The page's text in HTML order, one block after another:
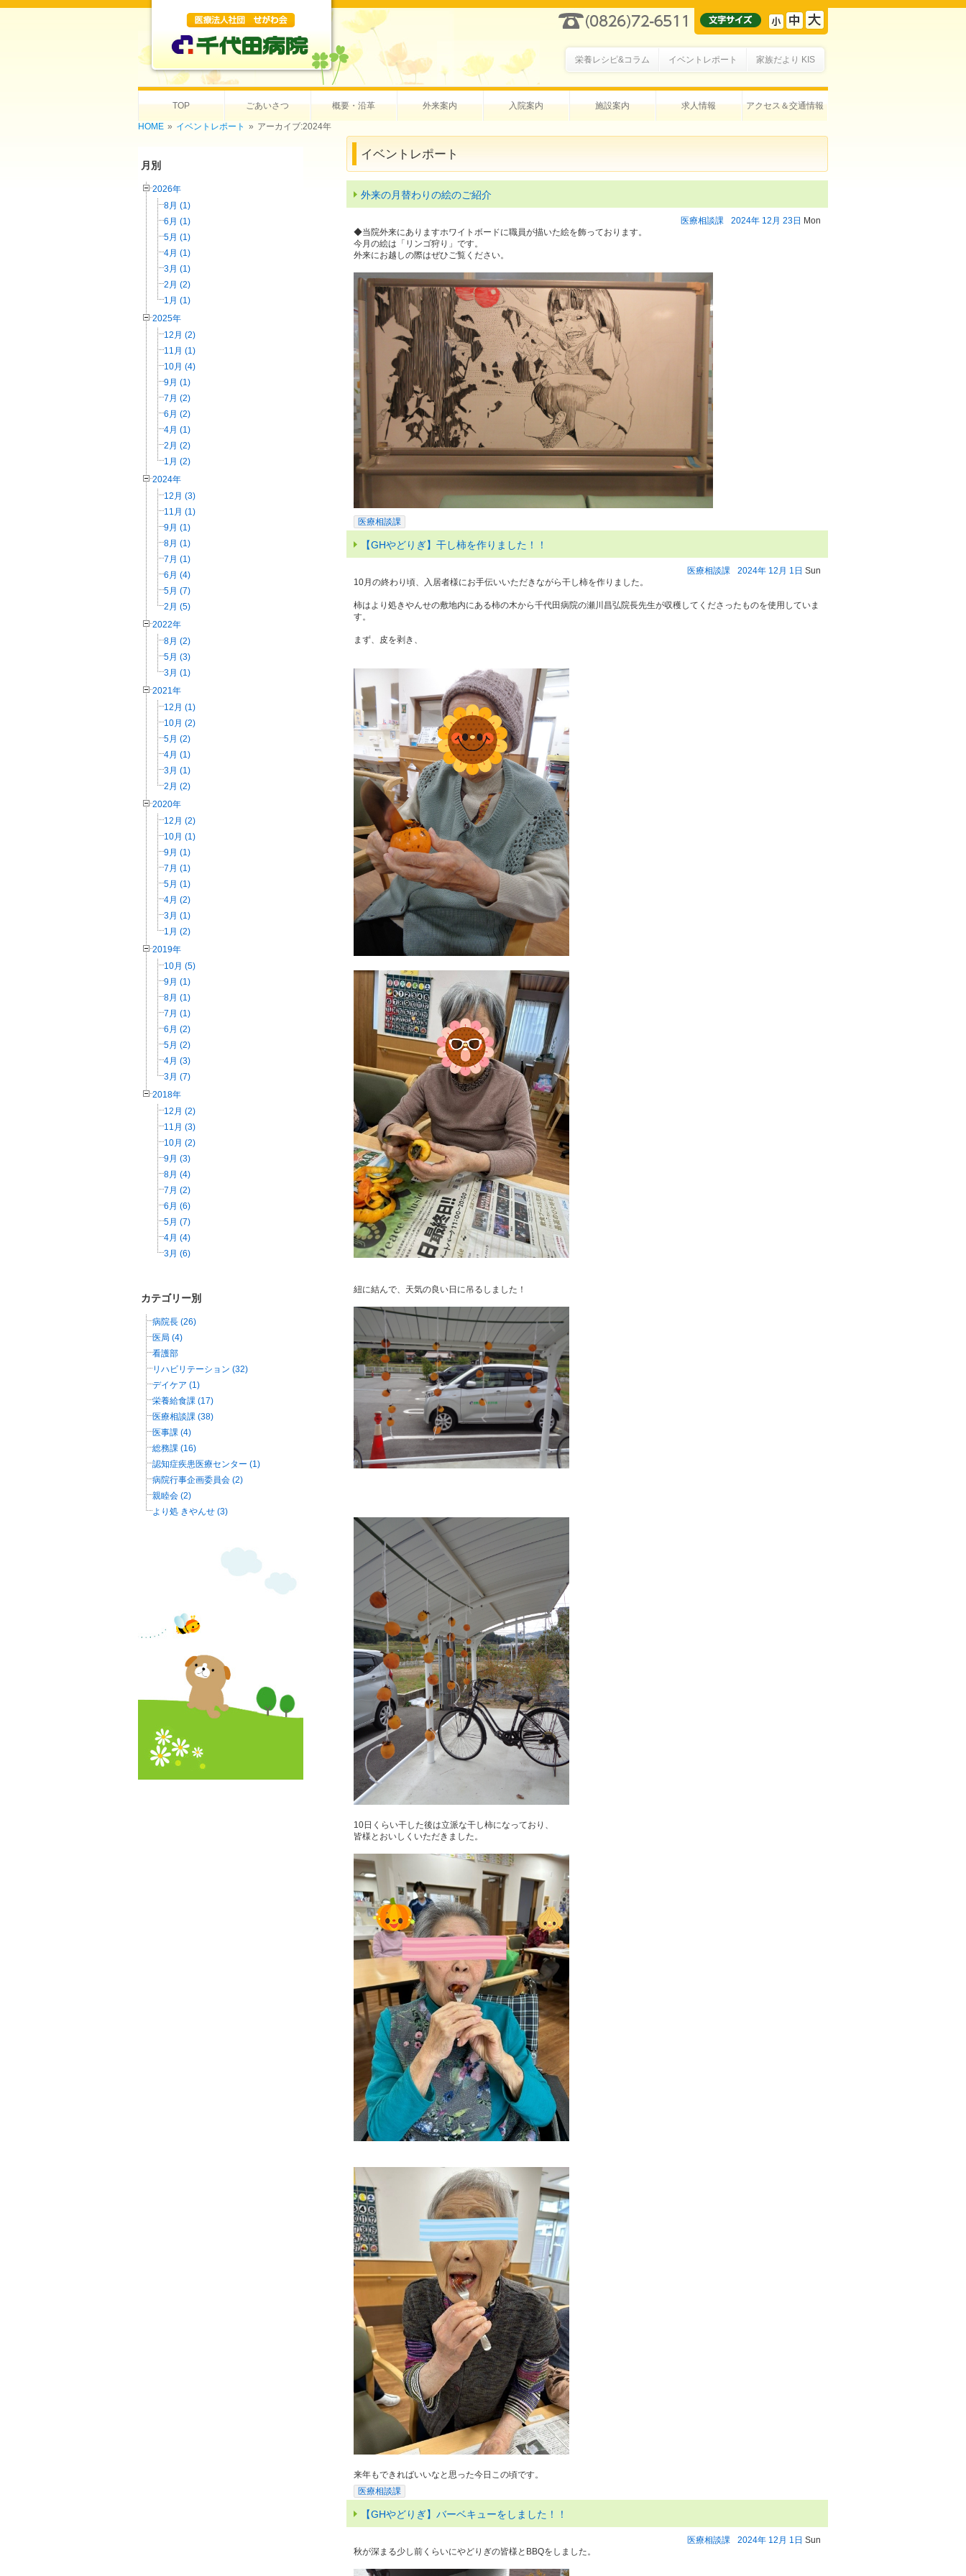
家族だより KIS
イベントレポート
栄養レシピ&コラム
TOP ごあいさつ 概要・沿革 外来案内 入院案内 施設案内 求人情報 アクセス＆交通情報
HOME » イベントレポート » アーカイブ:2024年
月別
2026年
8月 (1)
6月 (1)
5月 (1)
4月 (1)
3月 (1)
2月 (2)
1月 (1)
2025年
12月 (2)
11月 (1)
10月 (4)
9月 (1)
7月 (2)
6月 (2)
4月 (1)
2月 (2)
1月 (2)
2024年
12月 (3)
11月 (1)
9月 (1)
8月 (1)
7月 (1)
6月 (4)
5月 (7)
2月 (5)
2022年
8月 (2)
5月 (3)
3月 (1)
2021年
12月 (1)
10月 (2)
5月 (2)
4月 (1)
3月 (1)
2月 (2)
2020年
12月 (2)
10月 (1)
9月 (1)
7月 (1)
5月 (1)
4月 (2)
3月 (1)
1月 (2)
2019年
10月 (5)
9月 (1)
8月 (1)
7月 (1)
6月 (2)
5月 (2)
4月 (3)
3月 (7)
2018年
12月 (2)
11月 (3)
10月 (2)
9月 (3)
8月 (4)
7月 (2)
6月 (6)
5月 (7)
4月 (4)
3月 (6)
カテゴリー別
病院長 (26)
医局 (4)
看護部
リハビリテーション (32)
デイケア (1)
栄養給食課 (17)
医療相談課 (38)
医事課 (4)
総務課 (16)
認知症疾患医療センター (1)
病院行事企画委員会 (2)
親睦会 (2)
より処 きやんせ (3)
イベントレポート
外来の月替わりの絵のご紹介
2024年 12月 23日 Mon
医療相談課
◆当院外来にありますホワイトボードに職員が描いた絵を飾っております。
今月の絵は「リンゴ狩り」です。
外来にお越しの際はぜひご覧ください。
医療相談課
【GHやどりぎ】干し柿を作りました！！
2024年 12月 1日 Sun
医療相談課
10月の終わり頃、入居者様にお手伝いいただきながら干し柿を作りました。
柿はより処きやんせの敷地内にある柿の木から千代田病院の瀬川昌弘院長先生が収穫してくださったものを使用していま
す。
まず、皮を剥き、
紐に結んで、天気の良い日に吊るしました！
10日くらい干した後は立派な干し柿になっており、
皆様とおいしくいただきました。
来年もできればいいなと思った今日この頃です。
医療相談課
【GHやどりぎ】バーベキューをしました！！
2024年 12月 1日 Sun
医療相談課
秋が深まる少し前くらいにやどりぎの皆様とBBQをしました。